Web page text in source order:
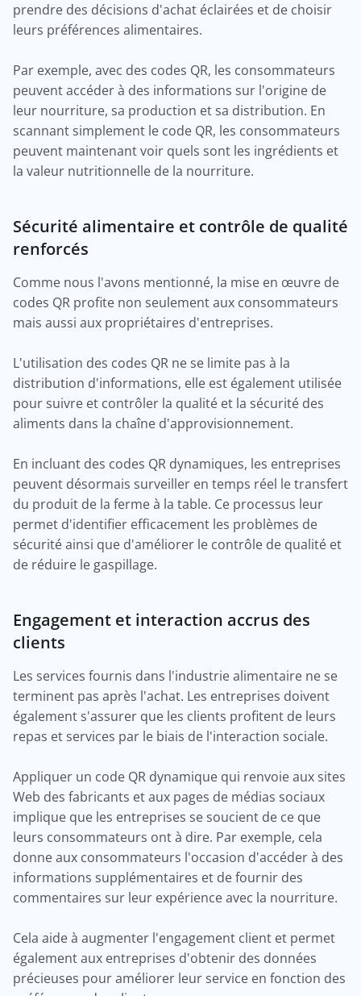
prendre des décisions d'achat éclairées et de choisir
leurs préférences alimentaires.
Par exemple, avec des codes QR, les consommateurs
peuvent accéder à des informations sur l'origine de
leur nourriture, sa production et sa distribution. En
scannant simplement le code QR, les consommateurs
peuvent maintenant voir quels sont les ingrédients et
la valeur nutritionnelle de la nourriture.
Sécurité alimentaire et contrôle de qualité
renforcés
Comme nous l'avons mentionné, la mise en œuvre de
codes QR profite non seulement aux consommateurs
mais aussi aux propriétaires d'entreprises.
L'utilisation des codes QR ne se limite pas à la
distribution d'informations, elle est également utilisée
pour suivre et contrôler la qualité et la sécurité des
aliments dans la chaîne d'approvisionnement.
En incluant des codes QR dynamiques, les entreprises
peuvent désormais surveiller en temps réel le transfert
du produit de la ferme à la table. Ce processus leur
permet d'identifier efficacement les problèmes de
sécurité ainsi que d'améliorer le contrôle de qualité et
de réduire le gaspillage.
Engagement et interaction accrus des
clients
Les services fournis dans l'industrie alimentaire ne se
terminent pas après l'achat. Les entreprises doivent
également s'assurer que les clients profitent de leurs
repas et services par le biais de l'interaction sociale.
Appliquer un code QR dynamique qui renvoie aux sites
Web des fabricants et aux pages de médias sociaux
implique que les entreprises se soucient de ce que
leurs consommateurs ont à dire. Par exemple, cela
donne aux consommateurs l'occasion d'accéder à des
informations supplémentaires et de fournir des
commentaires sur leur expérience avec la nourriture.
Cela aide à augmenter l'engagement client et permet
également aux entreprises d'obtenir des données
précieuses pour améliorer leur service en fonction des